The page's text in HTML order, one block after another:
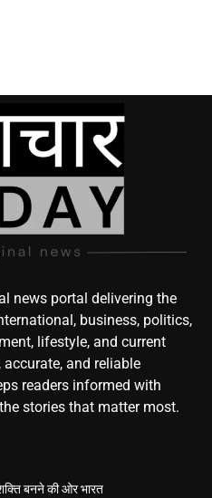
news portal delivering the
business, politics,
lifestyle, and current
and reliable
readers informed with
stories that matter most.
बनने की ओर भारत